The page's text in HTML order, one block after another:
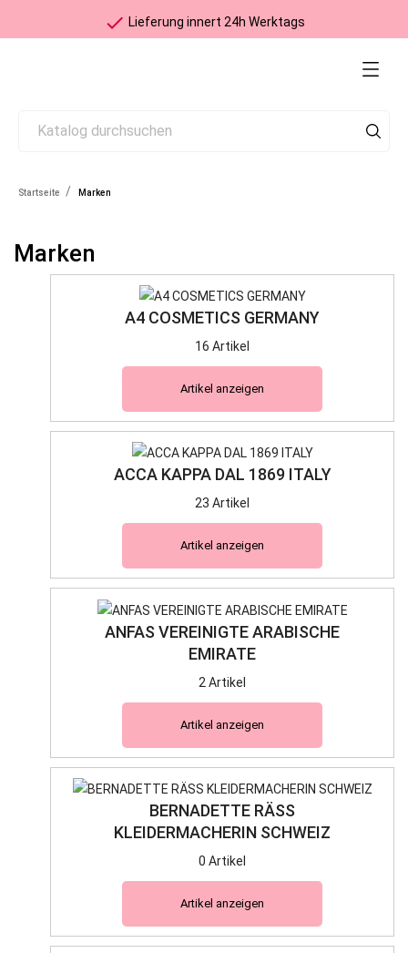
checkNur Kartenzahlung / Twint möglich
Startseite Marken
Marken
A4 COSMETICS GERMANY
16 Artikel
Artikel anzeigen
ACCA KAPPA DAL 1869 ITALY
23 Artikel
Artikel anzeigen
ANFAS VEREINIGTE ARABISCHE
EMIRATE
2 Artikel
Artikel anzeigen
BERNADETTE RÄSS
KLEIDERMACHERIN SCHWEIZ
0 Artikel
Artikel anzeigen